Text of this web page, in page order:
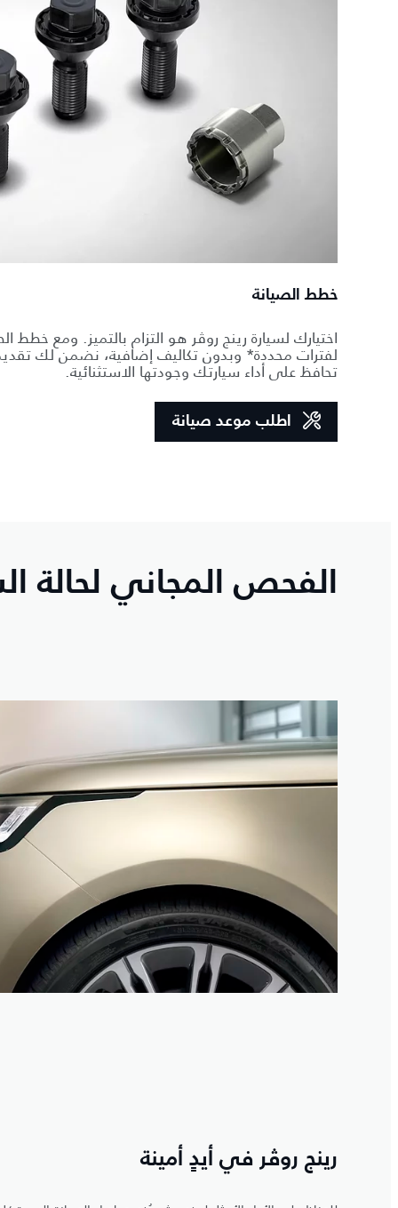
خطط الصيانة
اختيارك لسيارة رينج روڤر هو التزام بالتميز. ومع خطط
لفترات محددة* وبدون تكاليف إضافية، نضمن لك
تحافظ على أداء سيارتك وجودتها الاستثنائية.
اطلب موعد صيانة
الفحص المجاني لحالة
رينج روڤر في أيدٍ أمينة